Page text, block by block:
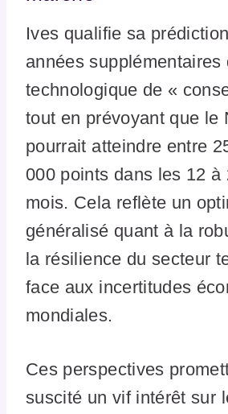
Ives qualifie sa
années supplémentaires
technologique de «
tout en prévoyant que le
pourrait atteindre entre
000 points dans les 12 à
mois. Cela reflète un
généralisé quant à la
la résilience du secteur
face aux incertitudes
mondiales.
Ces perspectives
suscité un vif intérêt sur